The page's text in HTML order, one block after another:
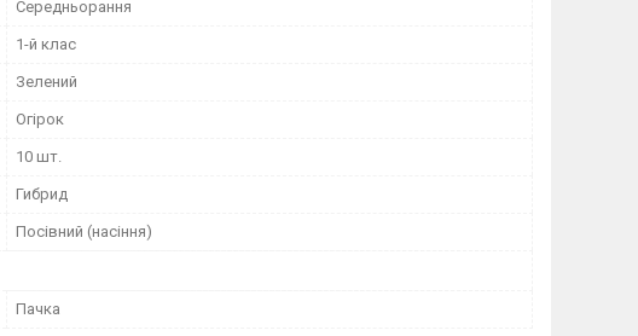
Середньорання
1-й клас
Зелений
Огірок
10 шт.
Гибрид
Посівний (насіння)
Пачка